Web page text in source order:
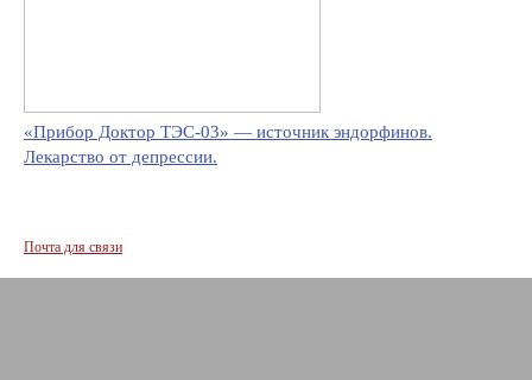
«Прибор Доктор ТЭС-03» — источник эндорфинов.
Лекарство от депрессии.
Почта для связи